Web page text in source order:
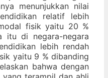
menunjukkan nilai
relatif lebih
fisik yaitu 20 %
itu di negara-negara
lebih rendah
yaitu 9 % dibanding
bahwa dengan